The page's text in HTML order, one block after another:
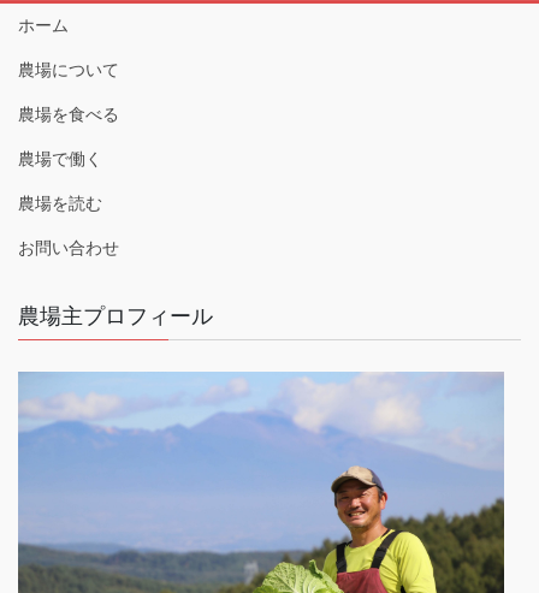
ホーム
農場について
農場を食べる
農場で働く
農場を読む
お問い合わせ
農場主プロフィール